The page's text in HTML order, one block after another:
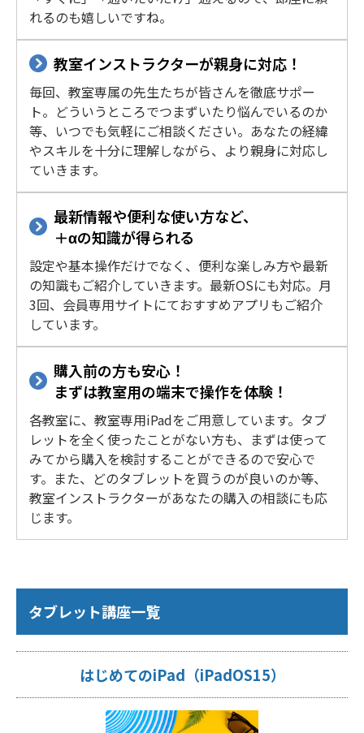
れるのも嬉しいですね。
教室インストラクターが親身に対応！
毎回、教室専属の先生たちが皆さんを徹底サポー
ト。どういうところでつまずいたり悩んでいるのか
等、いつでも気軽にご相談ください。あなたの経緯
やスキルを十分に理解しながら、より親身に対応し
ていきます。
最新情報や便利な使い方など、
＋αの知識が得られる
設定や基本操作だけでなく、便利な楽しみ方や最新
の知識もご紹介していきます。最新OSにも対応。月
3回、会員専用サイトにておすすめアプリもご紹介
しています。
購入前の方も安心！
まずは教室用の端末で操作を体験！
各教室に、教室専用iPadをご用意しています。タブ
レットを全く使ったことがない方も、まずは使って
みてから購入を検討することができるので安心で
す。また、どのタブレットを買うのが良いのか等、
教室インストラクターがあなたの購入の相談にも応
じます。
タブレット講座一覧
はじめてのiPad（iPadOS15）